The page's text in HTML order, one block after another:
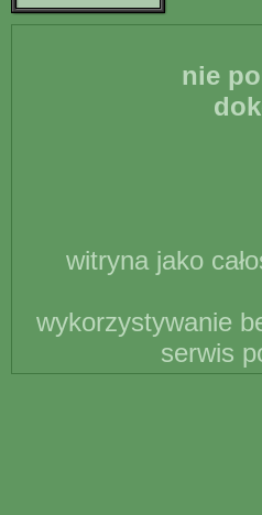
nie
witryna jako
wykorzystywanie
serwis